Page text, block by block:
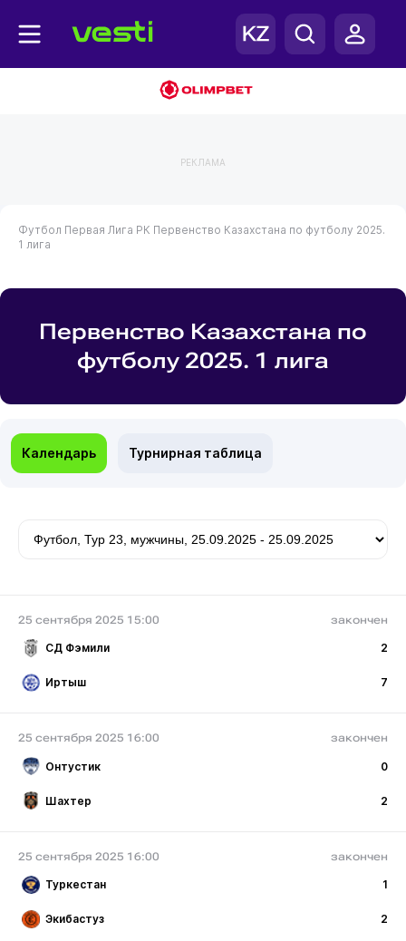
РЕКЛАМА
Футбол Первая Лига РК Первенство Казахстана по футболу 2025.
1 лига
Первенство Казахстана по
футболу 2025. 1 лига
Календарь Турнирная таблица
25 сентября 2025 15:00 закончен
СД Фэмили 2
Иртыш 7
25 сентября 2025 16:00 закончен
Онтустик 0
Шахтер 2
25 сентября 2025 16:00 закончен
Туркестан 1
Экибастуз 2